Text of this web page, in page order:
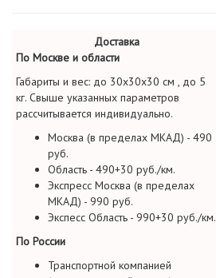
Доставка
По Москве и области
Габариты и вес: до 30х30х30 см , до 5
кг. Свыше указанных параметров
рассчитывается индивидуально.
Москва (в пределах МКАД) - 490
руб.
Область - 490+30 руб./км.
Экспресс Москва (в пределах
МКАД) - 990 руб.
Экспесс Область - 990+30 руб./км.
По России
Транспортной компанией